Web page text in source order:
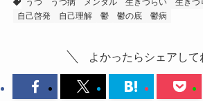
うつ
うつ病 メンタル 生きづらい 生きづ
自己啓発
自己理解 鬱 鬱の底 鬱病
よかったらシェアして